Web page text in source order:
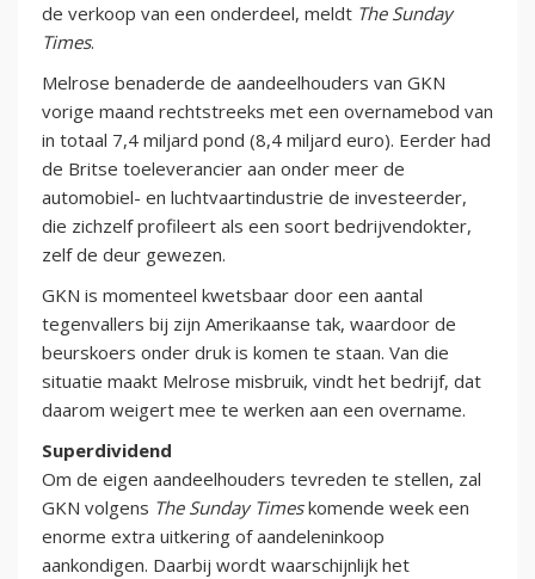
de verkoop van een onderdeel, meldt The Sunday
Times.
Melrose benaderde de aandeelhouders van GKN
vorige maand rechtstreeks met een overnamebod van
in totaal 7,4 miljard pond (8,4 miljard euro). Eerder had
de Britse toeleverancier aan onder meer de
automobiel- en luchtvaartindustrie de investeerder,
die zichzelf profileert als een soort bedrijvendokter,
zelf de deur gewezen.
GKN is momenteel kwetsbaar door een aantal
tegenvallers bij zijn Amerikaanse tak, waardoor de
beurskoers onder druk is komen te staan. Van die
situatie maakt Melrose misbruik, vindt het bedrijf, dat
daarom weigert mee te werken aan een overname.
Superdividend
Om de eigen aandeelhouders tevreden te stellen, zal
GKN volgens The Sunday Timeskomende week een
enorme extra uitkering of aandeleninkoop
aankondigen. Daarbij wordt waarschijnlijk het